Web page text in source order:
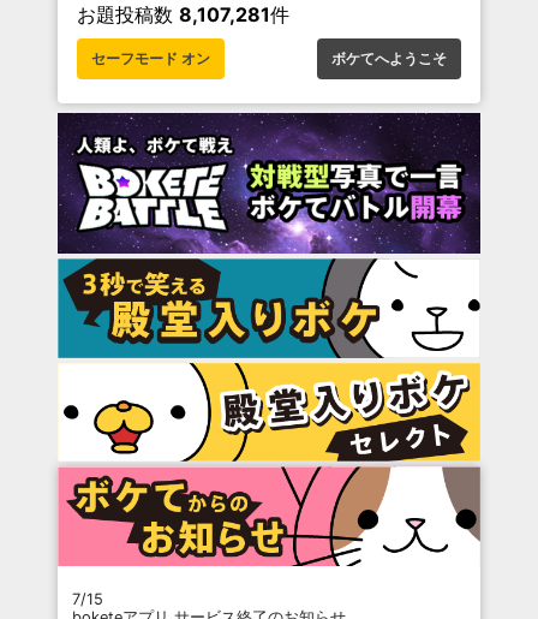
お題投稿数 8,107,281件
セーフモード オン ボケてへようこそ
7/15